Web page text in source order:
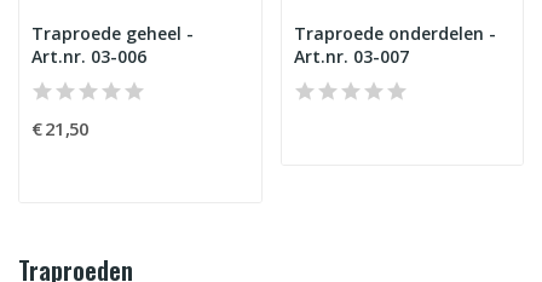
Traproeden
Traproede geheel -
Art.nr. 03-006
€ 21,50
Traproede onderdelen -
Art.nr. 03-007